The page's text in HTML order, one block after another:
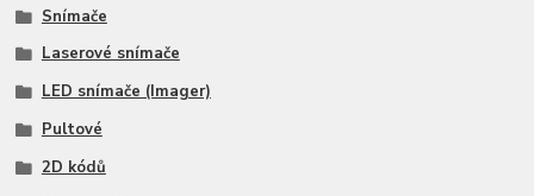
Snímače
Laserové snímače
LED snímače (Imager)
Pultové
2D kódů